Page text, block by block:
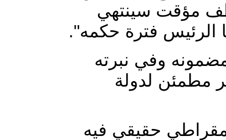
مؤقت سينتهي
الرئيس فترة حكمه".
وفي نبرته
مطمئن لدولة
حقيقي فيه